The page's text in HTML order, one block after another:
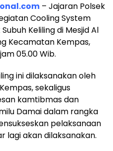
– Jajaran Polsek
Cooling System
Keliling di Mesjid Al
Kecamatan Kempas,
05.00 Wib.
ini dilaksanakan oleh
sekaligus
kamtibmas dan
Damai dalam rangka
pelaksanaan
lagi akan dilaksanakan.